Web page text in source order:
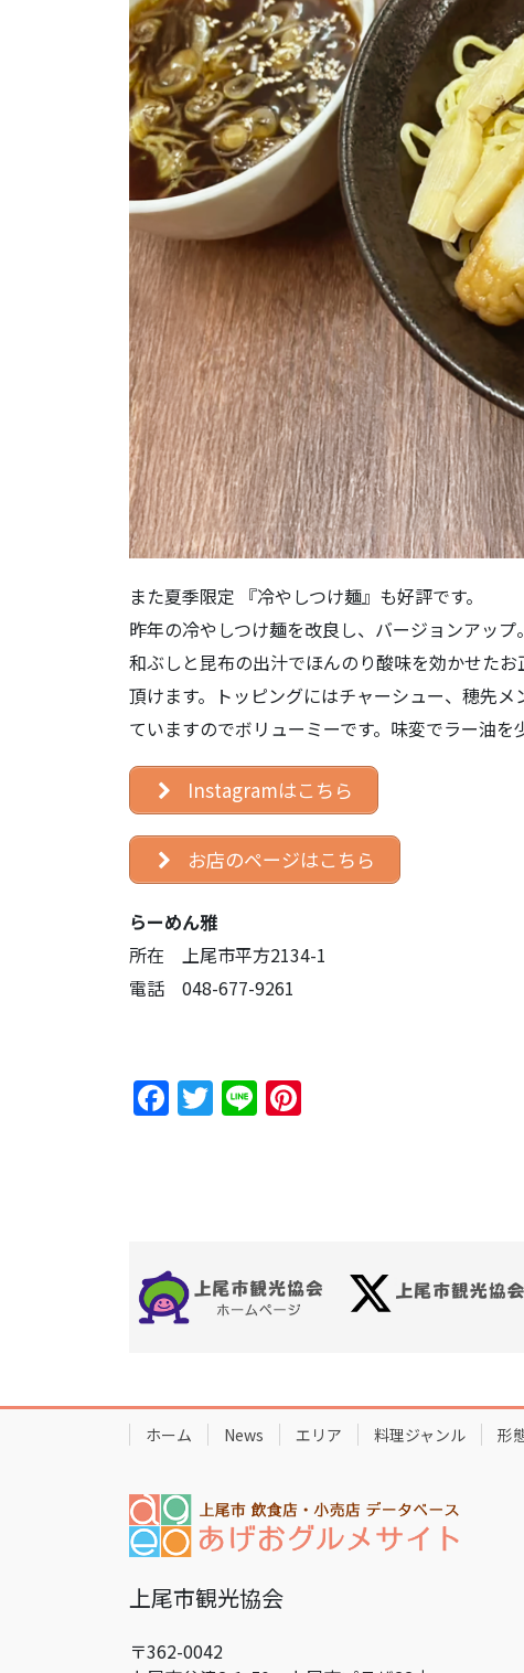
また夏季限定 『冷やしつけ麺』も好評です。
昨年の冷やしつけ麺を改良し、バージョンアップ。
和ぶしと昆布の出汁でほんのり酸味を効かせた
頂けます。トッピングにはチャーシュー、穂先
ていますのでボリューミーです。味変でラー油を
Instagramはこちら
お店のページはこちら
らーめん雅
所在 上尾市平方2134-1
電話 048-677-9261
F
o
o
T Li
ホーム News エリア 料理ジャンル 形
上尾市観光協会
〒362-0042